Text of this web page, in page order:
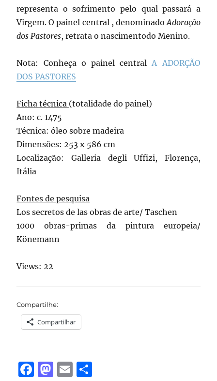
representa o sofrimento pelo qual passará a
Virgem. O painel central , denominado Adoração
dos Pastores, retrata o nascimentodo Menino.
Nota: Conheça o painel central A ADORÇÃO
DOS PASTORES
Ficha técnica (totalidade do painel)
Ano: c. 1475
Técnica: óleo sobre madeira
Dimensões: 253 x 586 cm
Localização: Galleria degli Uffizi, Florença,
Itália
Fontes de pesquisa
Los secretos de las obras de arte/ Taschen
1000 obras-primas da pintura europeia/
Könemann
Views: 22
Compartilhe:
Compartilhar
F
M E